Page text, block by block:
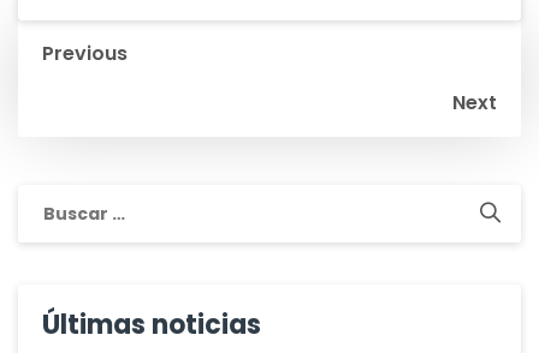
Navegación
Previous
Next
Últimas noticias